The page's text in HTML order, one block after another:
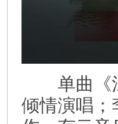
单曲《江
倾情演唱；